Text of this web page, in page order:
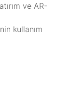
ve AR-
kullanım